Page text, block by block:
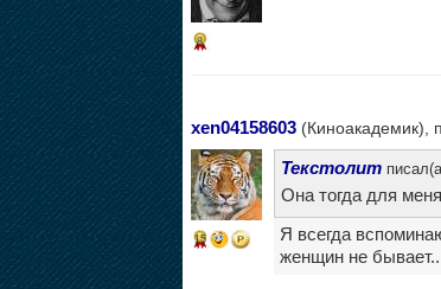
8
xen04158603(Киноакадемик),
15
Текстолит
Она тогда для
Я всегда
женщин не